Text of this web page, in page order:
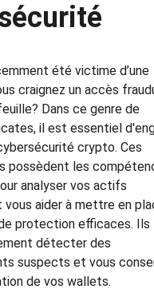
été victime d’une
craignez un accès
Dans ce genre de
il est essentiel
crypto. Ces
possèdent les
analyser vos actifs
vous aider à mettre en
protection efficaces. Ils
détecter des
suspects et vous
de vos wallets.